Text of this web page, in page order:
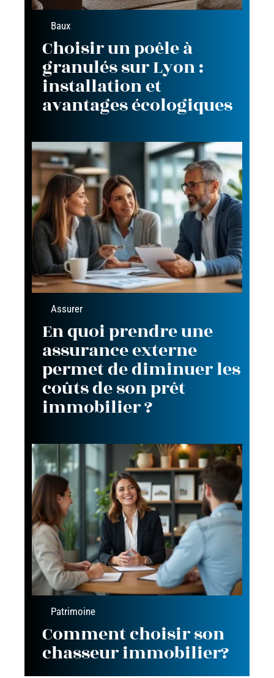
Baux
Choisir un poêle à
granulés sur Lyon :
installation et
avantages écologiques
Assurer
En quoi prendre une
assurance externe
permet de diminuer les
coûts de son prêt
immobilier ?
Patrimoine
Comment choisir son
chasseur immobilier?